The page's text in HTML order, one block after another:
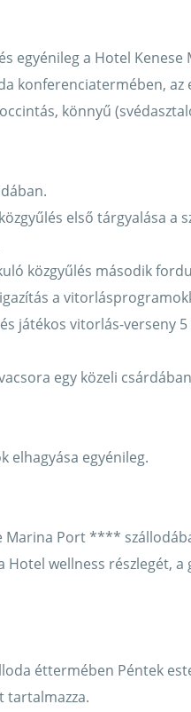
egyénileg a Hotel
konferenciatermében,
könnyű
első tárgyalása a
közgyűlés második
a
játékos vitorlás-verseny
egy közeli
elhagyása egyénileg.
Marina Port ****
Hotel wellness részlegét,
éttermében Péntek
tartalmazza.